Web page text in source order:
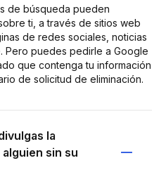
de búsqueda pueden
ti, a través de sitios web
de redes sociales, noticias
Pero puedes pedirle a Google
que contenga tu información
de solicitud de eliminación.
la
sin su